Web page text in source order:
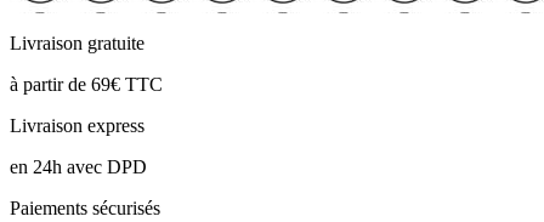
Livraison gratuite
à partir de 69€ TTC
Livraison express